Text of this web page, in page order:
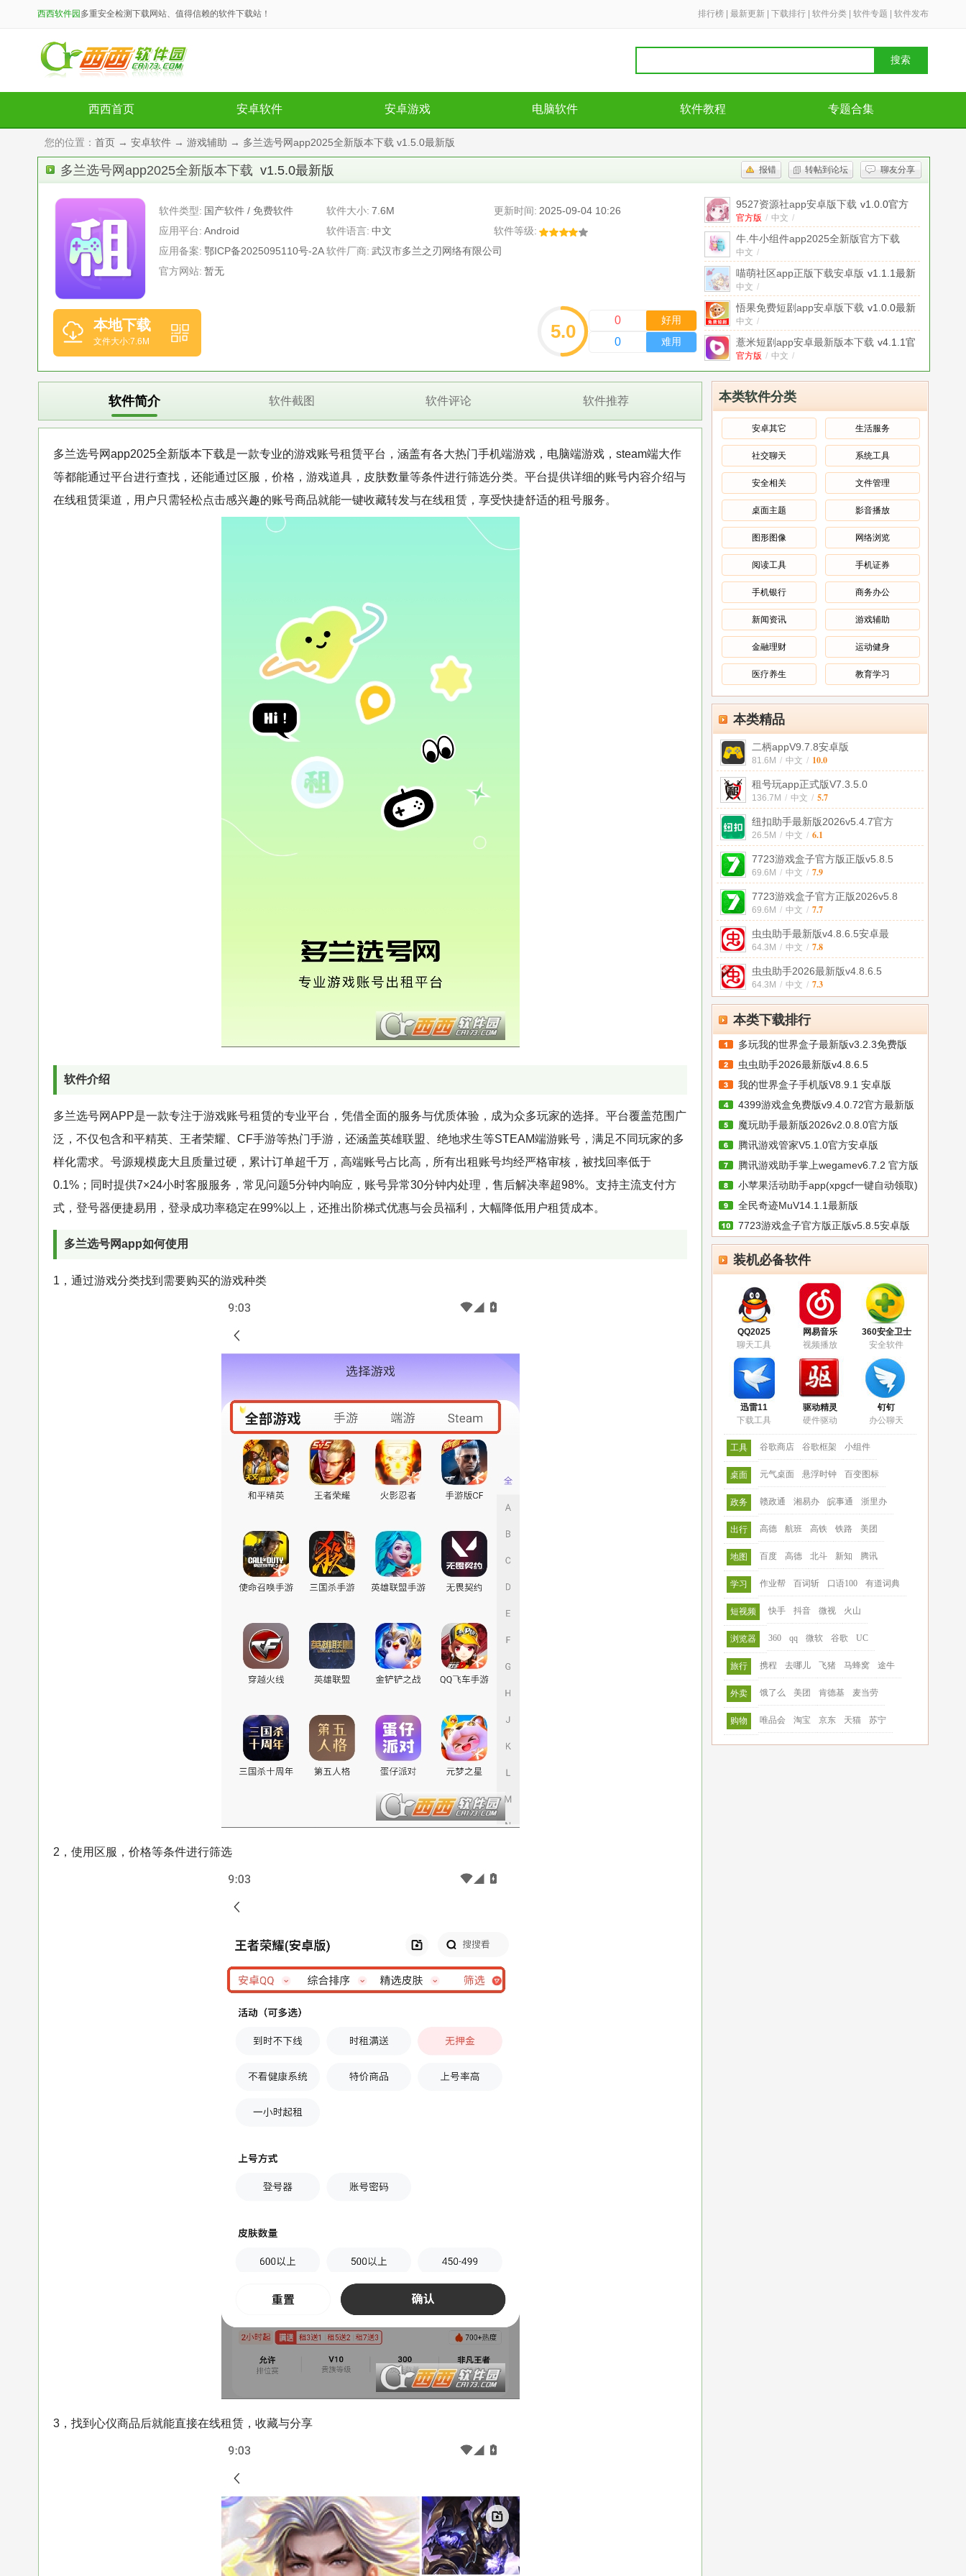
西西软件园 多重安全检测下载网站、值得信赖的软件下载站！ 排行榜 最新更新 下载排行 软件分类 软件专题 软件发布
搜索
西西首页 安卓软件 安卓游戏 电脑软件 软件教程 专题合集
您的位置： 首页 → 安卓软件 → 游戏辅助 → 多兰选号网app2025全新版本下载 v1.5.0最新版
多兰选号网app2025全新版本下载 v1.5.0最新版 报错 转帖到论坛 聊友分享
软件类型: 国产软件 / 免费软件 软件大小: 7.6M 更新时间: 2025-09-04 10:26
应用平台: Android 软件语言: 中文
软件等级:
应用备案: 鄂ICP备2025095110号-2A软件厂商: 武汉市多兰之刃网络有限公司
官方网站: 暂无
本地下载
文件大小:7.6M 5.0
0 好用
0 难用
9527资源社app安卓版下载 v1.0.0官方
版
官方版 / 中文 /
牛.牛小组件app2025全新版官方下载
v1.5.9最新版
中文 /
喵萌社区app正版下载安卓版 v1.1.1最新
版
中文 /
悟果免费短剧app安卓版下载 v1.0.0最新
版
中文 /
薏米短剧app安卓最新版本下载 v4.1.1官
方版
官方版 / 中文 /
中文 /
鸠摩搜书app2025全新版本官方下载
v4.6.8975最新版
中文 /
饭团追书app2025全新版本免费下载
v3.0.26手机版
中文 /
熊.猫去水印下载app安卓版官方下载
最新版
中文 /
免费短剧集app官方最新版下载 v1.0.8安
卓版
安卓版 / 中文 /
本类软件分类
安卓其它 生活服务
社交聊天 系统工具
安全相关 文件管理
桌面主题 影音播放
图形图像 网络浏览
阅读工具 手机证券
手机银行 商务办公
新闻资讯 游戏辅助
金融理财 运动健身
医疗养生 教育学习
本类精品
二柄appV9.7.8安卓版
81.6M / 中文 / 10.0
租号玩app正式版V7.3.5.0
136.7M / 中文 / 5.7
纽扣助手最新版2026v5.4.7官方
26.5M / 中文 / 6.1
7723游戏盒子官方版正版v5.8.5
69.6M / 中文 / 7.9
7723游戏盒子官方正版2026v5.8
69.6M / 中文 / 7.7
虫虫助手最新版v4.8.6.5安卓最
64.3M / 中文 / 7.8
虫虫助手2026最新版v4.8.6.5
64.3M / 中文 / 7.3
本类下载排行
多玩我的世界盒子最新版v3.2.3免费版
虫虫助手2026最新版v4.8.6.5
我的世界盒子手机版V8.9.1 安卓版
4399游戏盒免费版v9.4.0.72官方最新版
魔玩助手最新版2026v2.0.8.0官方版
腾讯游戏管家V5.1.0官方安卓版
腾讯游戏助手掌上wegamev6.7.2 官方版
小苹果活动助手app(xpgcf一键自动领取)
全民奇迹MuV14.1.1最新版
7723游戏盒子官方版正版v5.8.5安卓版
装机必备软件
QQ2025
聊天工具
网易音乐
视频播放
360安全卫士
安全软件
迅雷11
下载工具
驱动精灵
硬件驱动
钉钉
办公聊天
工具 谷歌商店 谷歌框架 小组件
桌面 元气桌面 悬浮时钟 百变图标
政务 赣政通 湘易办 皖事通 浙里办
出行 高德 航班 高铁 铁路 美团
地图 百度 高德 北斗 新知 腾讯
学习 作业帮 百词斩 口语100 有道词典
短视频 快手 抖音 微视 火山
浏览器 360 qq 微软 谷歌 UC
旅行 携程 去哪儿 飞猪 马蜂窝 途牛
外卖 饿了么 美团 肯德基 麦当劳
购物 唯品会 淘宝 京东 天猫 苏宁
软件简介 软件截图 软件评论 软件推荐
多兰选号网app2025全新版本下载是一款专业的游戏账号租赁平台，涵盖有各大热门手机端游戏，电脑端游戏，steam端大作
等都能通过平台进行查找，还能通过区服，价格，游戏道具，皮肤数量等条件进行筛选分类。平台提供详细的账号内容介绍与
在线租赁渠道，用户只需轻松点击感兴趣的账号商品就能一键收藏转发与在线租赁，享受快捷舒适的租号服务。
软件介绍
多兰选号网APP是一款专注于游戏账号租赁的专业平台，凭借全面的服务与优质体验，成为众多玩家的选择。平台覆盖范围广
泛，不仅包含和平精英、王者荣耀、CF手游等热门手游，还涵盖英雄联盟、绝地求生等STEAM端游账号，满足不同玩家的多
样化需求。号源规模庞大且质量过硬，累计订单超千万，高端账号占比高，所有出租账号均经严格审核，被找回率低于
0.1%；同时提供7×24小时客服服务，常见问题5分钟内响应，账号异常30分钟内处理，售后解决率超98%。支持主流支付方
式，登号器便捷易用，登录成功率稳定在99%以上，还推出阶梯式优惠与会员福利，大幅降低用户租赁成本。
多兰选号网app如何使用
1，通过游戏分类找到需要购买的游戏种类
2，使用区服，价格等条件进行筛选
3，找到心仪商品后就能直接在线租赁，收藏与分享